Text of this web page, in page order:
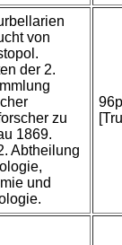
von
der 2.
zu
1869.
Abtheilung
und